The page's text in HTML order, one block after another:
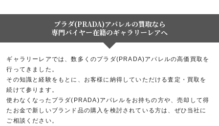
プラダ(PRADA)アパレルの買取なら
専門バイヤー在籍のギャラリーレアへ
ギャラリーレアでは、数多くのプラダ(PRADA)アパレルの高価買取を
行ってきました。
その知識と経験をもとに、お客様に納得していただける査定・買取を
続けて参ります。
使わなくなったプラダ(PRADA)アパレルをお持ちの方や、売却して得
たお金で新しいブランド品の購入を検討されている方は、ぜひ当社に
ご相談ください。